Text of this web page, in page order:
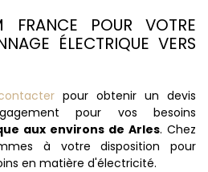
FRANCE POUR VOTRE
ÉLECTRIQUE VERS
pour obtenir un devis
pour vos besoins
aux environs de Arles. Chez
à votre disposition pour
en matière d'électricité.